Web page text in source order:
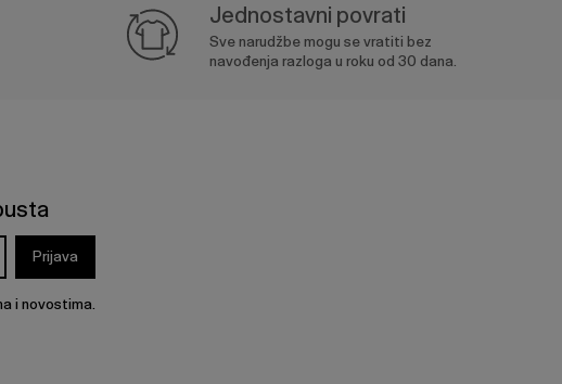
Jednostavni povrati
Sve narudžbe mogu se vratiti bez
navođenja razloga u roku od 30 dana.
Prijava
i novostima.